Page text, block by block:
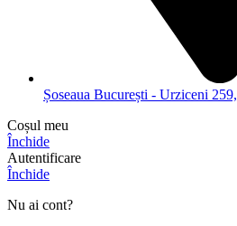
Șoseaua București - Urziceni
Coșul meu
Închide
Autentificare
Închide
Nu ai cont?